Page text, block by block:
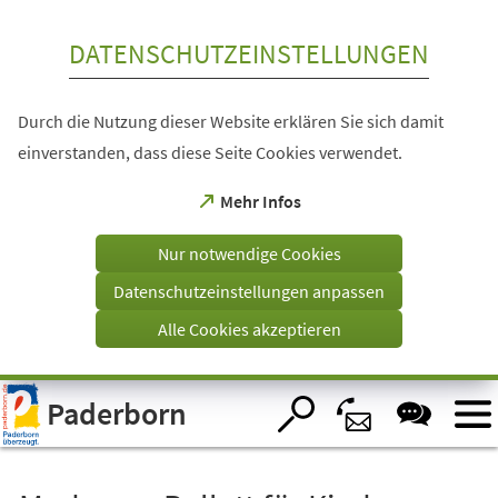
Visuelle
Assistenzsoftware
öffnen.
DATENSCHUTZEINSTELLUNGEN
Durch die Nutzung dieser Website erklären Sie sich damit
einverstanden, dass diese Seite Cookies verwendet.
Mehr Infos
(Öffnet
einem
Tab)
Nur notwendige Cookies
Datenschutzeinstellungen anpassen
Alle Cookies akzeptieren
Paderborn